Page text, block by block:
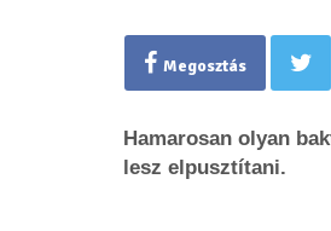
Megosztás
Hamarosan olyan
lesz elpusztítani.